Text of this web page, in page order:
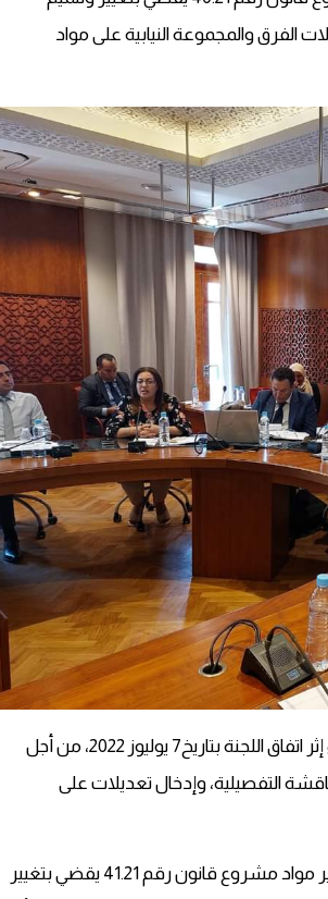
تعديلات الفرق والمجموعة النيابية على مواد
في مستهل هذا الاجتماع ذكر السيد رئيس اللجنة بأن هذا الأخير جاء إثر اتفاق اللجنة بتاريخ7 يوليوز 2022، من أجل
التفصيلية، وإدخال تعديلات على
وخلال هذا الاجتماع الذي دام أربعة ساعات ونصف، قدم السيد المدير مواد مشروع قانون رقم 41.21 يقضي بتغيير